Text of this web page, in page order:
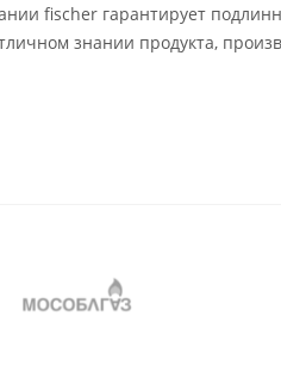
fischer гарантирует
знании продукта,